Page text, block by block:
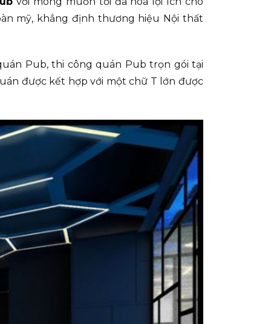
mỹ, khẳng định thương hiệu Nội thất
Pub, thi công quán Pub trọn gói tại
được kết hợp với một chữ T lớn được